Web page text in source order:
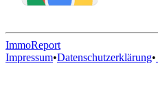
ImmoReport
Impressum•Datenschutzerklärung•